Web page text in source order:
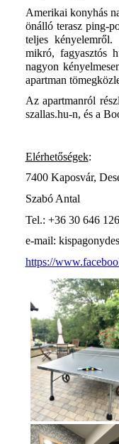
Amerikai konyhás
önálló terasz ping-
teljes
mikró, fagyasztós
nagyon
apartman
Az apartmanról
szallas.hu-n, és a
Elérhetőségek:
7400 Kaposvár,
Szabó Antal
Tel.: +36 30 646
e-mail:
https://